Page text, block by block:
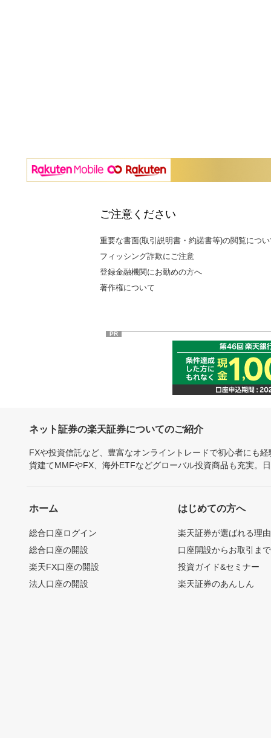
ご注意ください
重要な書面(取引説明書・約諾書等)の閲覧につ
フィッシング詐欺にご注意
登録金融機関にお勤めの方へ
著作権について
PR
ネット証券の楽天証券についてのご紹介
FXや投資信託など、豊富なオンライントレードで初心者にも
貨建てMMFやFX、海外ETFなどグローバル投資商品も充実。
ホーム
総合口座ログイン
総合口座の開設
楽天FX口座の開設
法人口座の開設
はじめての方へ
楽天証券が選ばれる理由
口座開設からお取引ま
投資ガイド&セミナー
楽天証券のあんしん